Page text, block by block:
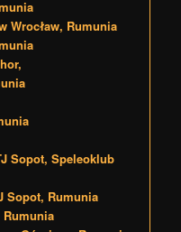
Wrocław, Rumunia
Sopot, Speleoklub
Sopot, Rumunia
Rumunia